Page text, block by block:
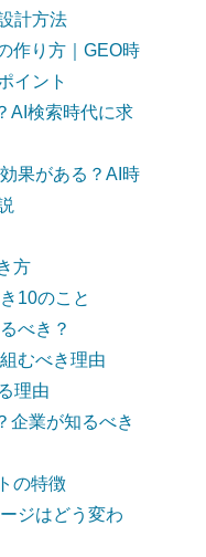
計方法
作り方｜GEO時
イント
AI検索時代に求
果がある？AI時
方
10のこと
べき？
むべき理由
理由
企業が知るべき
の特徴
ジはどう変わ